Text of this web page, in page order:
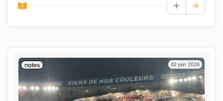
AJOUTER
notes 02 juin 2026